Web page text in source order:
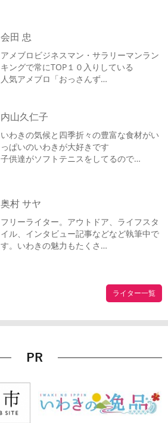
会田 忠
アメブロビジネスマン・サラリーマンラン
キングで常にTOP１０入りしている
人気アメブロ「おっさんず…
内山久仁子
いわきの気候と四季折々の豊富な食材がい
っぱいのいわきが大好きです
子供達がソフトテニスをしてるので…
奥村 サヤ
フリーライター。アウトドア、ライフスタ
イル、インタビュー記事などなど執筆中で
す。いわきの魅力もたくさ…
ライター一覧